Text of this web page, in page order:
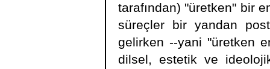
tarafından) "üretken" bir
süreçler bir yandan
gelirken --yani "üretken
dilsel, estetik ve